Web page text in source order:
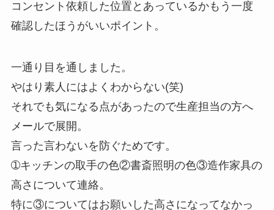
コンセント依頼した位置とあっているかもう一度
確認したほうがいいポイント。
一通り目を通しました。
やはり素人にはよくわからない(笑)
それでも気になる点があったので生産担当の方へ
メールで展開。
言った言わないを防ぐためです。
➀キッチンの取手の色②書斎照明の色③造作家具の
高さについて連絡。
特に③についてはお願いした高さになってなかっ